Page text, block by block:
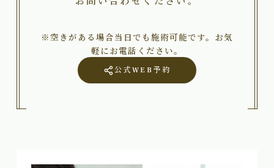
※空きがある場合当日でも施術可能です。お気
軽にお電話ください。
公式WEB予約